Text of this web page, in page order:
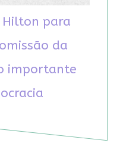
Hilton para
da
importante